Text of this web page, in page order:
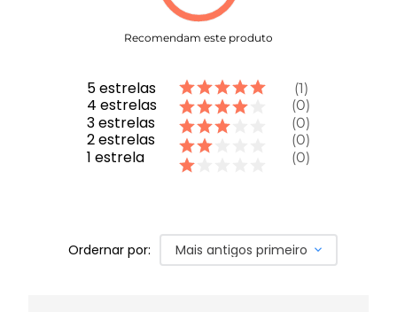
- A bolsa compacta perfeita para quem
busca praticidade e estilo esportivo urbano
Recomendam este produto
5estrelas
4 estrelas
3estrelas
2estrelas
1 estrela
1
0
0
0
0
Ordernar por: Mais antigos primeiro